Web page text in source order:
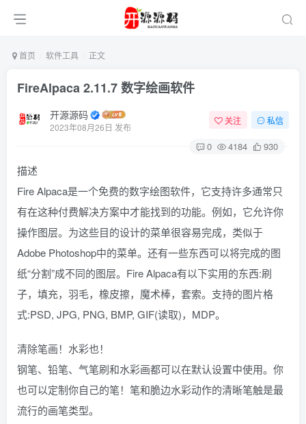
首页 软件工具 正文
FireAlpaca 2.11.7 数字绘画软件
开源源码
2023年08月26日 发布
关注 私信
0 4184 930
描述
Fire Alpaca是一个免费的数字绘图软件，它支持许多通常只
有在这种付费解决方案中才能找到的功能。例如，它允许你
操作图层。为这些目的设计的菜单很容易完成，类似于
Adobe Photoshop中的菜单。还有一些东西可以将完成的图
纸“分割”成不同的图层。Fire Alpaca有以下实用的东西:刷
子，填充，羽毛，橡皮擦，魔术棒，套索。支持的图片格
式:PSD, JPG, PNG, BMP, GIF(读取)，MDP。
清除笔画！水彩也！
钢笔、铅笔、气笔刷和水彩画都可以在默认设置中使用。你
也可以定制你自己的笔！笔和脆边水彩动作的清晰笔触是最
流行的画笔类型。